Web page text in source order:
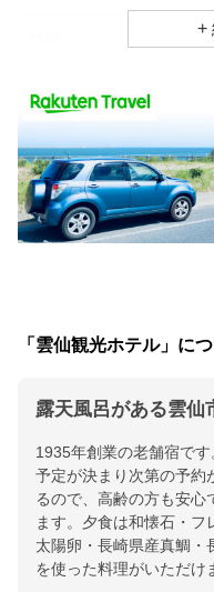
関節痛
食事場所
朝食 ダイニ
夕食 食事処
チェックイン・チェックア
チェックアウ
11:00
ＪＲ諫早駅よりバスで８０
港より車・バスで４０分
楽
「雲仙観光ホテル」に
露天風呂がある雲仙
1935年創業の老舗宿で
予定が決まり次第の予約
るので、高齢の方も安心
ます。夕食は和懐石・フ
太陽卵・長崎県産真鯛・
を使った料理がいただけ